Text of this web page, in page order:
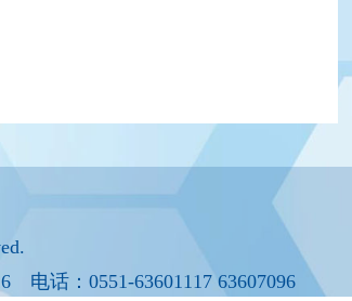
话：0551-63601117 63607096